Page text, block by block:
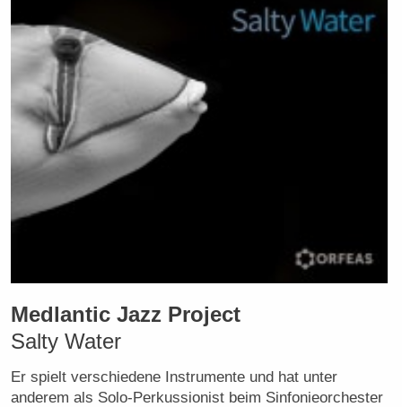
Medlantic Jazz Project
Salty Water
Er spielt verschiedene Instrumente und hat unter
anderem als Solo-Perkussionist beim Sinfonieorchester